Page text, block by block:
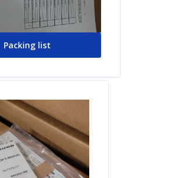
Packing list